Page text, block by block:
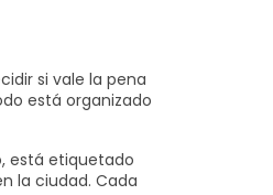
si vale la pena
está organizado
está etiquetado
la ciudad. Cada